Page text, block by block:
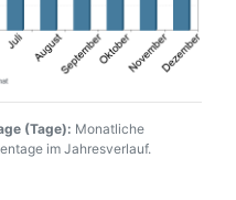
(Tage): Monatliche
im Jahresverlauf.